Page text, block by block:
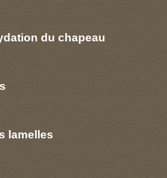
du chapeau
lamelles